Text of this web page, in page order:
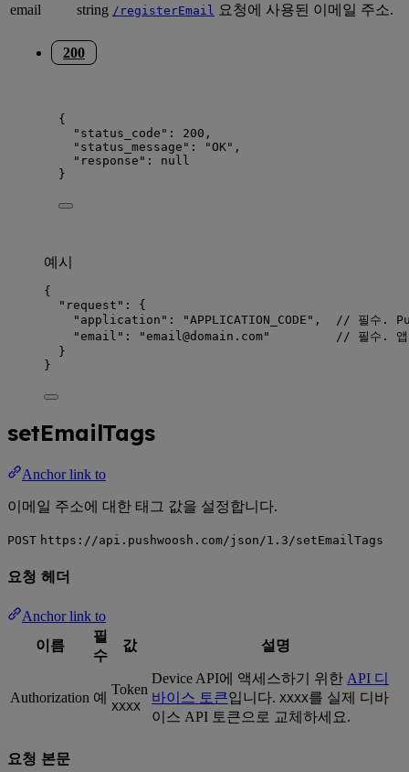
email
string /registerEmail 요청에 사용된 이메일 주소.
200
{
"status_code" : 200 ,
"status_message" : "OK" ,
"response" : null
}
예시
{
"request" : {
"application" : "APPLICATION_CODE " ,
// 필수.
"email" : " email@domain.com"
// 필수. 앱
}
}
setEmailTags
Anchor link to
이메일 주소에 대한 태그 값을 설정합니다.
POST https://api.pushwoosh.com/json/1.3/setEmailTags
요청 헤더
Anchor link to
이름
필
수
값 설명
Authorization 예
Token
XXXX
Device API에 액세스하기 위한 API 디
바이스 토큰입니다. XXXX를 실제 디바
이스 API 토큰으로 교체하세요.
요청 본문